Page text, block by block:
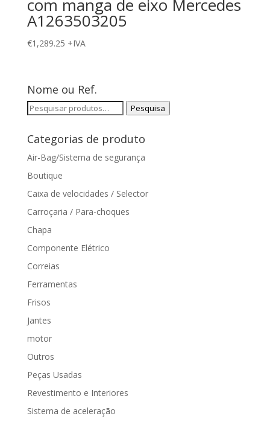
com manga de eixo Mercedes
A1263503205
€1,289.25 +IVA
Nome ou Ref.
Pesquisar
Pesquisa
Categorias de produto
Air-Bag/Sistema de segurança
Boutique
Caixa de velocidades / Selector
Carroçaria / Para-choques
Chapa
Componente Elétrico
Correias
Ferramentas
Frisos
Jantes
motor
Outros
Peças Usadas
Revestimento e Interiores
Sistema de aceleração